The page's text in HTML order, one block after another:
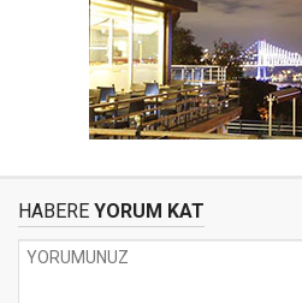
HABERE YORUM KAT